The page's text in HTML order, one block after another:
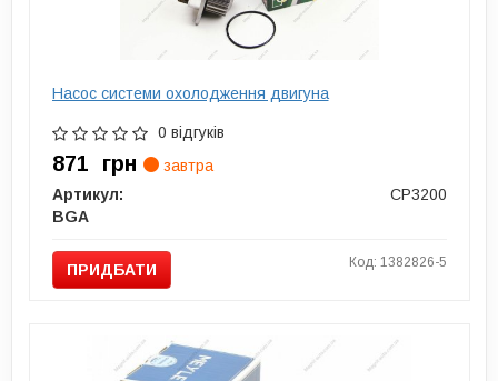
Насос системи охолодження двигуна
0 відгуків
871 грн
завтра
Артикул:
CP3200
BGA
ПРИДБАТИ Код: 1382826-5